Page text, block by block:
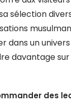
sélection
dans un
davantage
des